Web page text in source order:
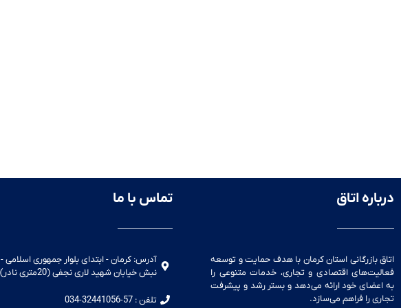
درباره اتاق
اتاق بازرگانی استان کرمان با هدف حمایت و توسعه
فعالیت‌های اقتصادی و تجاری، خدمات متنوعی را
به اعضای خود ارائه می‌دهد و بستر رشد و پیشرفت
تجاری را فراهم می‌سازد.
تماس با ما
آدرس: کرمان - ابتدای بلوار جمهوری اسلامی -
نبش خیابان شهید لاری نجفی (20متری نادر)
تلفن : 57-32441056-034